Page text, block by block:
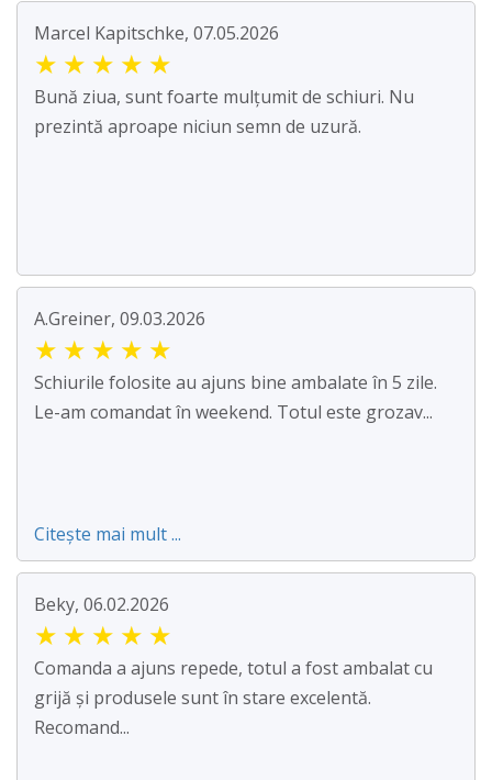
Marcel Kapitschke, 07.05.2026
★ ★ ★ ★ ★
Bună ziua, sunt foarte mulțumit de schiuri. Nu
prezintă aproape niciun semn de uzură.
A.Greiner, 09.03.2026
★ ★ ★ ★ ★
Schiurile folosite au ajuns bine ambalate în 5 zile.
Le-am comandat în weekend. Totul este grozav...
Citește mai mult ...
Beky, 06.02.2026
★ ★ ★ ★ ★
Comanda a ajuns repede, totul a fost ambalat cu
grijă și produsele sunt în stare excelentă.
Recomand...